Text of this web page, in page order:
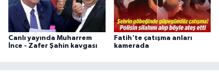
Canlı yayında Muharrem
İnce - Zafer Şahin kavgası
Fatih'te çatışma anları
kamerada